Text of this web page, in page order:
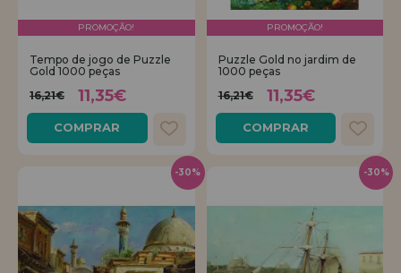
PROMOÇÃO!
Tempo de jogo de Puzzle
Gold 1000 peças
16,21€
11,35€
COMPRAR
PROMOÇÃO!
Puzzle Gold no jardim de
1000 peças
16,21€
11,35€
COMPRAR
-30% -30%